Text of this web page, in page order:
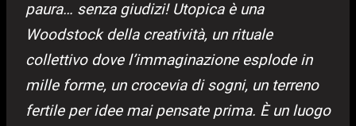
paura… senza giudizi! Utopica è una
Woodstock della creatività, un rituale
collettivo dove l’immaginazione esplode in
mille forme, un crocevia di sogni, un terreno
fertile per idee mai pensate prima. È un luogo